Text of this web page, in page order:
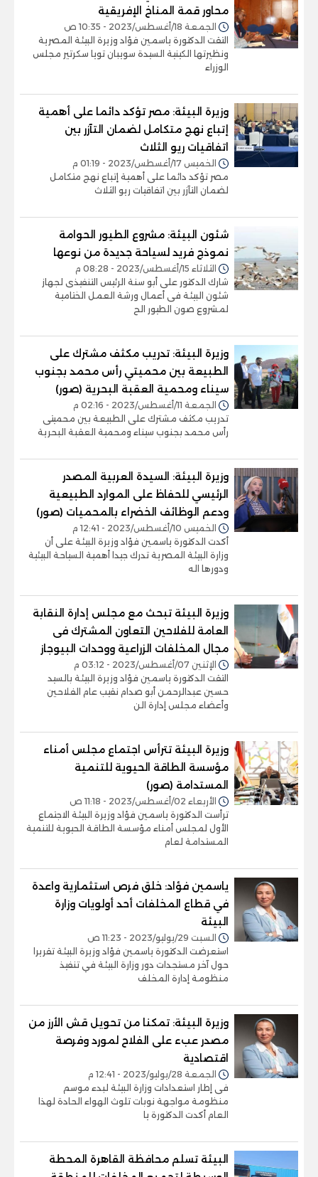
محاور قمة المناخ الإفريقية
الجمعة 18/أغسطس/2023 - 10:35 ص
التقت الدكتورة ياسمين فؤاد وزيرة البيئة المصرية
ونظيرتها الكينية السيدة سويبان تويا سكرتير مجلس
الوزراء
وزيرة البيئة: مصر تؤكد دائما على أهمية
إتباع نهج متكامل لضمان التآزر بين
اتفاقيات ريو الثلاث
الخميس 17/أغسطس/2023 - 01:19 م
مصر تؤكد دائما على أهمية إتباع نهج متكامل
لضمان التآزر بين اتفاقيات ريو الثلاث
شئون البيئة: مشروع الطيور الحوامة
نموذج فريد لسياحة جديدة من نوعها
الثلاثاء 15/أغسطس/2023 - 08:28 م
شارك الدكتور على أبو سنة الرئيس التنفيذى لجهاز
شئون البيئة فى أعمال ورشة العمل الختامية
لمشروع صون الطيور الح
وزيرة البيئة: تدريب مكثف مشترك على
الطبيعة بين محميتي رأس محمد بجنوب
سيناء ومحمية العقبة البحرية (صور)
الجمعة 11/أغسطس/2023 - 02:16 م
تدريب مكثف مشترك على الطبيعة بين محميتى
رأس محمد بجنوب سيناء ومحمية العقبة البحرية
وزيرة البيئة: السيدة العربية المصدر
الرئيسي للحفاظ على الموارد الطبيعية
ودعم الوظائف الخضراء بالمحميات (صور)
الخميس 10/أغسطس/2023 - 12:41 م
أكدت الدكتورة ياسمين فؤاد وزيرة البيئة على أن
وزارة البيئة المصرية تدرك جيدا أهمية السياحة البيئية
ودورها اله
وزيرة البيئة تبحث مع مجلس إدارة النقابة
العامة للفلاحين التعاون المشترك فى
مجال المخلفات الزراعية ووحدات البيوجاز
الإثنين 07/أغسطس/2023 - 03:12 م
التقت الدكتورة ياسمين فؤاد وزيرة البيئة بالسيد
حسين عبدالرحمن أبو صدام نقيب عام الفلاحين
وأعضاء مجلس إدارة الن
وزيرة البيئة تترأس اجتماع مجلس أمناء
مؤسسة الطاقة الحيوية للتنمية
المستدامة (صور)
الأربعاء 02/أغسطس/2023 - 11:18 ص
ترأست الدكتورة ياسمين فؤاد وزيرة البيئة الاجتماع
الأول لمجلس أمناء مؤسسة الطاقة الحيوية للتنمية
المستدامة لعام
ياسمين فؤاد: خلق فرص استثمارية واعدة
في قطاع المخلفات أحد أولويات وزارة
البيئة
السبت 29/يوليو/2023 - 11:23 ص
استعرضت الدكتورة ياسمين فؤاد وزيرة البيئة تقريرا
حول آخر مستجدات دور وزارة البيئة في تنفيذ
منظومة إدارة المخلف
وزيرة البيئة: تمكنا من تحويل قش الأرز من
مصدر عبء على الفلاح لمورد وفرصة
اقتصادية
الجمعة 28/يوليو/2023 - 12:41 م
فى إطار استعدادات وزارة البيئة لبدء موسم
منظومة مواجهة نوبات تلوث الهواء الحادة لهذا
العام أكدت الدكتورة يا
البيئة تسلم محافظة القاهرة المحطة